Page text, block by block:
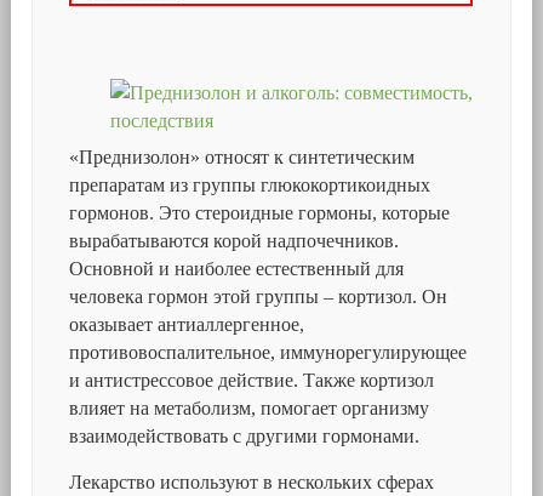
«Преднизолон» относят к синтетическим
препаратам из группы глюкокортикоидных
гормонов. Это стероидные гормоны, которые
вырабатываются корой надпочечников.
Основной и наиболее естественный для
человека гормон этой группы – кортизол. Он
оказывает антиаллергенное,
противовоспалительное, иммунорегулирующее
и антистрессовое действие. Также кортизол
влияет на метаболизм, помогает организму
взаимодействовать с другими гормонами.
Лекарство используют в нескольких сферах